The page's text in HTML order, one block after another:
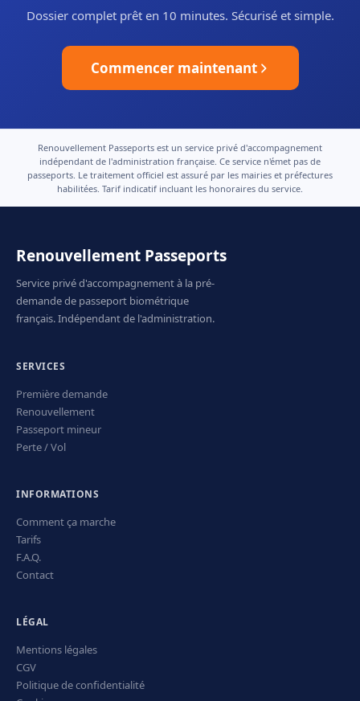
Dossier complet prêt en 10 minutes. Sécurisé et simple.
Commencer maintenant
Renouvellement Passeports est un service privé d'accompagnement
indépendant de l'administration française. Ce service n'émet pas de
passeports. Le traitement officiel est assuré par les mairies et préfectures
habilitées. Tarif indicatif incluant les honoraires du service.
Renouvellement Passeports
Service privé d'accompagnement à la pré-
demande de passeport biométrique
français. Indépendant de l'administration.
SERVICES
Première demande
Renouvellement
Passeport mineur
Perte / Vol
INFORMATIONS
Comment ça marche
Tarifs
F.A.Q.
Contact
LÉGAL
Mentions légales
CGV
Politique de confidentialité